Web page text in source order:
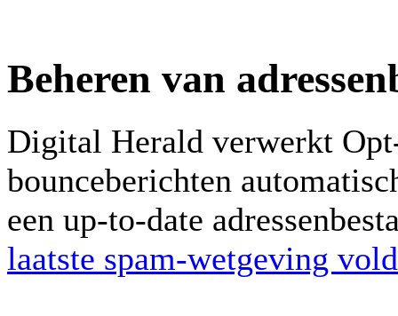
Beheren van
Digital Herald verwerkt
bounceberichten
een up-to-date
laatste spam-wetgeving